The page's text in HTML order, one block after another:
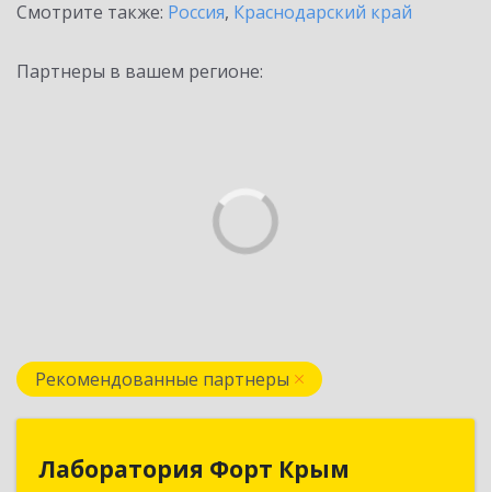
Смотрите также: Россия, Краснодарский край
Партнеры в вашем регионе:
Рекомендованные партнеры
Лаборатория Форт Крым